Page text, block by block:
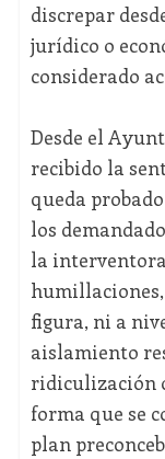
discrepar
jurídico o
considerado
Desde el
recibido la
queda
los
la
figura, ni a
aislamiento
ridiculización
forma que se
plan